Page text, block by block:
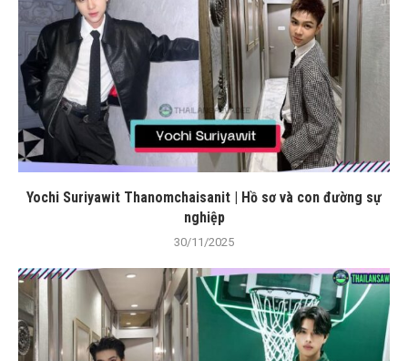
Yochi Suriyawit Thanomchaisanit | Hồ sơ và con đường sự
nghiệp
30/11/2025